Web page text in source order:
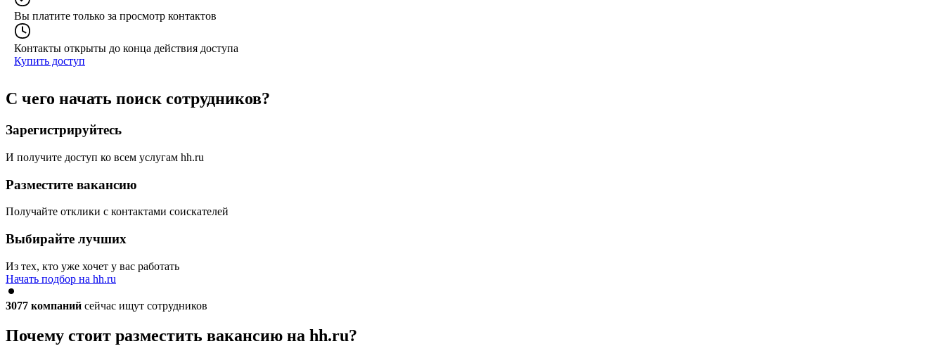
Вы платите только за просмотр контактов
Контакты открыты до конца действия доступа
Купить доступ
С чего начать поиск сотрудников?
Зарегистрируйтесь
И получите доступ ко всем услугам hh.ru
Разместите вакансию
Получайте отклики с контактами соискателей
Выбирайте лучших
Из тех, кто уже хочет у вас работать
Начать подбор на hh.ru
3077 компаний сейчас ищут сотрудников
Почему стоит разместить вакансию на hh.ru?